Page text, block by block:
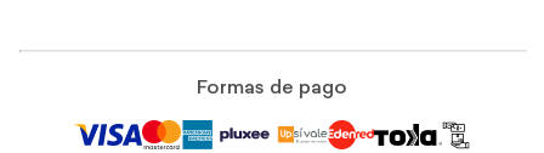
Formas de pago